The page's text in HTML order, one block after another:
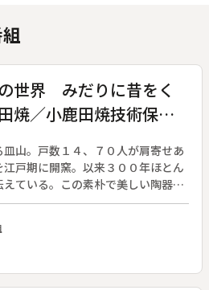
世界 みだりに昔をく
焼／小鹿田焼技術保存
山。戸数１４、７０人が肩寄せあ
戸期に開窯。以来３００年ほとん
ている。この素朴で美しい陶器を
・柳宗悦である。山深い里で、自
耐えてきた小鹿田焼は、美術品で
美しさとたくましさが評価され
う。